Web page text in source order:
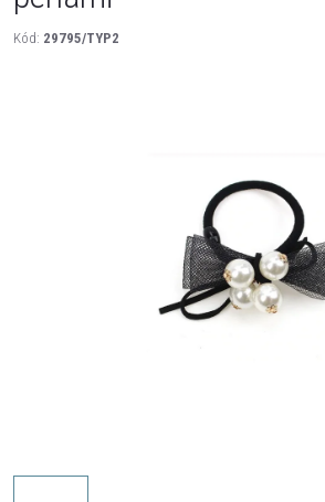
Kód: 29795/TYP2